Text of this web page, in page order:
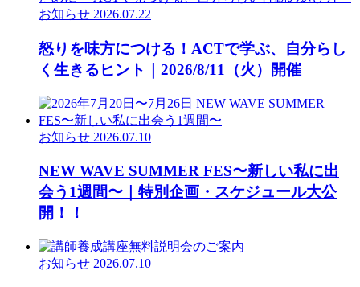
お知らせ 2026.07.22
怒りを味方につける！ACTで学ぶ、自分らし
く生きるヒント｜2026/8/11（火）開催
お知らせ 2026.07.10
NEW WAVE SUMMER FES〜新しい私に出
会う1週間〜｜特別企画・スケジュール大公
開！！
お知らせ 2026.07.10